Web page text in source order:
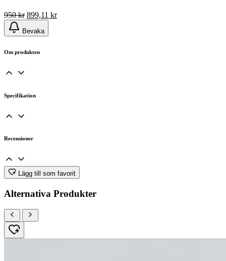
950kr Det
ursprungliga
priset
950 kr.
899,11 krDet
Bevaka
Om produkten
Specifikation
Recensioner
Lägg till som favorit
Alternativa Produkter